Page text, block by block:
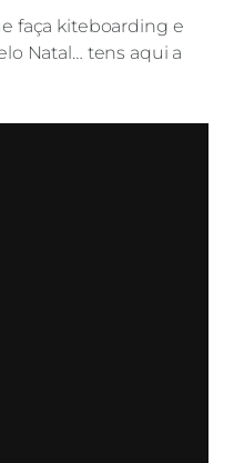
faça kiteboarding e
Natal… tens aqui a